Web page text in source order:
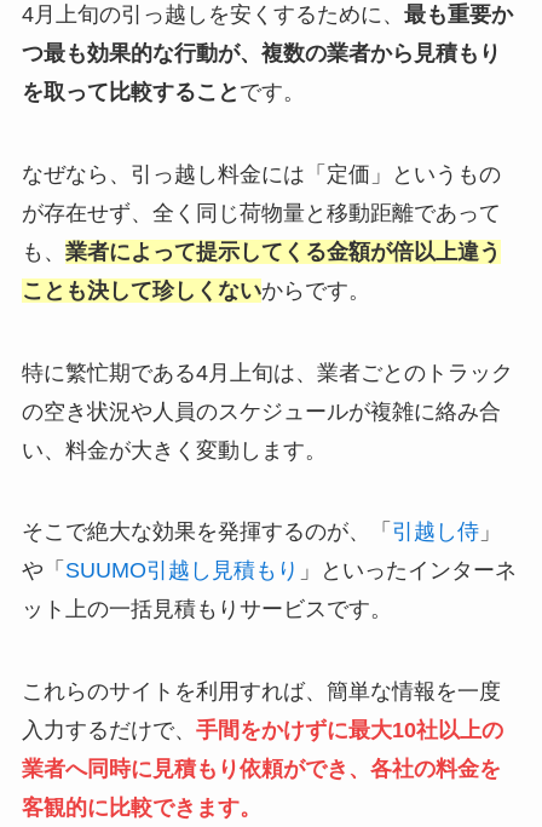
4月上旬の引っ越しを安くするために、 最も重要か
つ最も効果的な行動が、複数の業者から見積もり
を取って比較すること です。
なぜなら、引っ越し料金には「定価」というもの
が存在せず、全く同じ荷物量と移動距離であって
も、 業者によって提示してくる金額が倍以上違う
ことも決して珍しくないからです。
特に繁忙期である4月上旬は、業者ごとのトラック
の空き状況や人員のスケジュールが複雑に絡み合
い、料金が大きく変動します。
そこで絶大な効果を発揮するのが、「 引越し侍」
や「 SUUMO引越し見積もり 」といったインターネ
ット上の一括見積もりサービスです。
これらのサイトを利用すれば、簡単な情報を一度
入力するだけで、 手間をかけずに最大10社以上の
業者へ同時に見積もり依頼ができ、各社の料金を
客観的に比較できます。